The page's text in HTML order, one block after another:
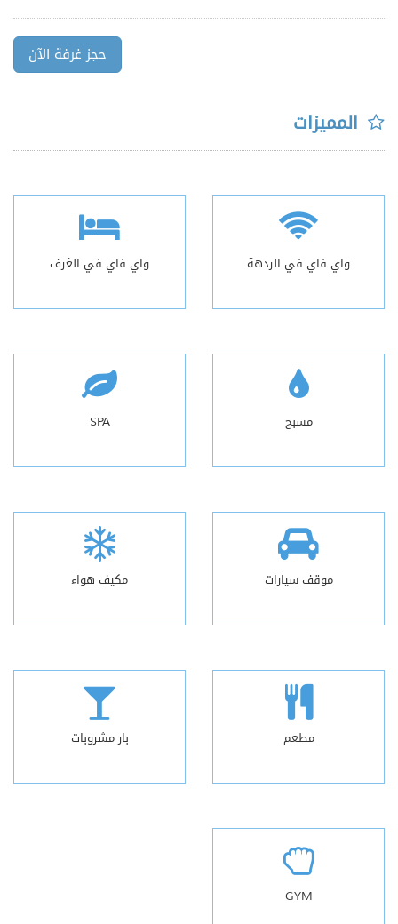
حجز غرفة الآن
المميزات
واي فاي في الردهة واي فاي في الغرف
مسبح SPA
موقف سيارات مكيف هواء
مطعم بار مشروبات
GYM